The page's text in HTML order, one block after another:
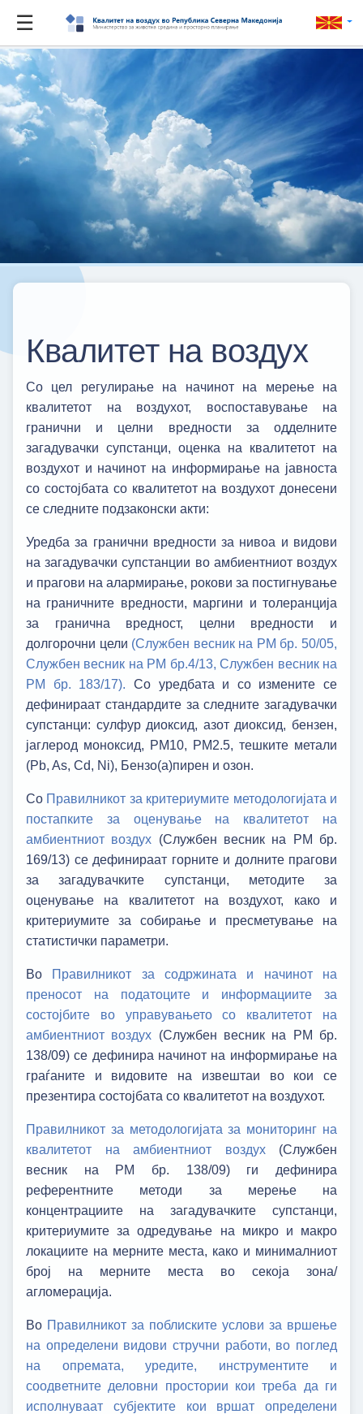
☰
Квалитет на воздух
Со цел регулирање на начинот на мерење на
квалитетот на воздухот, воспоставување на
гранични и целни вредности за одделните
загадувачки супстанци, оценка на квалитетот на
воздухот и начинот на информирање на јавноста
со состојбата со квалитетот на воздухот донесени
се следните подзаконски акти:
Уредба за гранични вредности за нивоа и видови
на загадувачки супстанции во амбиентниот воздух
и прагови на алармирање, рокови за постигнување
на граничните вредности, маргини и толеранција
за гранична вредност, целни вредности и
долгорочни цели (Службен весник на РМ бр. 50/05,
Службен весник на РМ бр.4/13,Службен весник на
РМ бр. 183/17). Со уредбата и со измените се
дефинираат стандардите за следните загадувачки
супстанци: сулфур диоксид, азот диоксид, бензен,
јаглерод моноксид, PM10, PM2.5, тешките метали
(Pb, As, Cd, Ni), Бензо(a)пирен и озон.
Со Правилникот за критериумите методологијата и
постапките за оценување на квалитетот на
амбиентниот воздух (Службен весник на РМ бр.
169/13) се дефинираат горните и долните прагови
за загадувачките супстанци, методите за
оценување на квалитетот на воздухот, како и
критериумите за собирање и пресметување на
статистички параметри.
Во Правилникот за содржината и начинот на
преносот на податоците и информациите за
состојбите во управувањето со квалитетот на
амбиентниот воздух (Службен весник на РМ бр.
138/09) се дефинира начинот на информирање на
граѓаните и видовите на извештаи во кои се
презентира состојбата со квалитетот на воздухот.
Правилникот за методологијата за мониторинг на
квалитетот на амбиентниот воздух(Службен
весник на РМ бр. 138/09) ги дефинира
референтните методи за мерење на
концентрациите на загадувачките супстанци,
критериумите за одредување на микро и макро
локациите на мерните места, како и минималниот
број на мерните места во секоја зона/
агломерација.
Во Правилникот за поблиските услови за вршење
на определени видови стручни работи, во поглед
на опремата, уредите, инструментите и
соодветните деловни простории кои треба да ги
исполнуваат субјектите кои вршат определени